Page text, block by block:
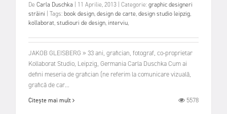
De Carla Duschka 11 Aprilie, 2013 Categorie:graphic designeri
străini
Tags:book design,design de carte,design studio leipzig,
kollaborat,studiouri de design, interviu,
JAKOB GLEISBERG » 33 ani, grafician, fotograf, co-proprietar
Kollaborat Studio, Leipzig, Germania Carla Duschka Cum ai
defini meseria de grafician (ne referim la comunicare vizuală,
grafică de car...
Citește mai mult 5578